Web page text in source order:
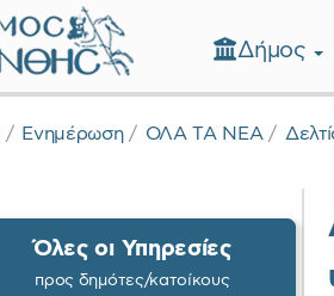
- Επίσημη
Δήμος
Ενημέρωση ΟΛΑ ΤΑ ΝΕΑ
Όλες οι Υπηρεσίες
προς δημότες/κατοίκους